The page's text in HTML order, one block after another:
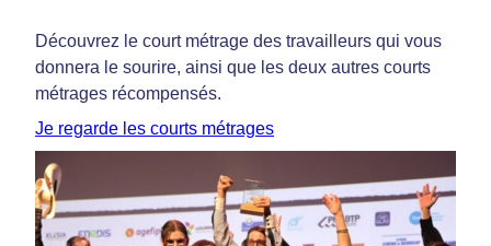
Découvrez le court métrage des travailleurs qui vous
donnera le sourire, ainsi que les deux autres courts
métrages récompensés.
Je regarde les courts métrages